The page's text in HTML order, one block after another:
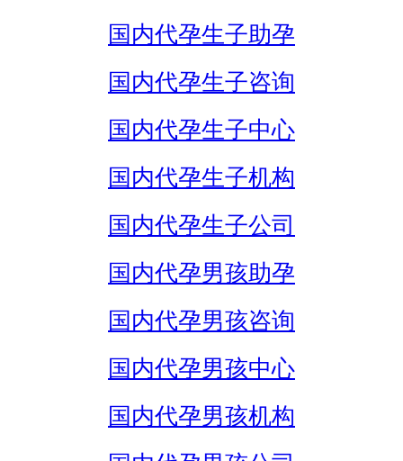
国内代孕生子助孕
国内代孕生子咨询
国内代孕生子中心
国内代孕生子机构
国内代孕生子公司
国内代孕男孩助孕
国内代孕男孩咨询
国内代孕男孩中心
国内代孕男孩机构